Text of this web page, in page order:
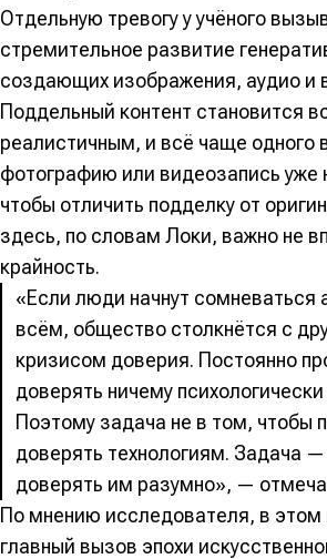
Отдельную тревогу у учёного
стремительное развитие
создающих изображения, аудио и
Поддельный контент становится
реалистичным, и всё чаще одного
фотографию или видеозапись уже
чтобы отличить подделку от
здесь, по словам Локи, важно не
крайность.
«Если люди начнут сомневаться
всём, общество столкнётся с
кризисом доверия. Постоянно
доверять ничему
Поэтому задача не в том, чтобы
доверять технологиям. Задача —
доверять им разумно», —
По мнению исследователя, в этом
главный вызов эпохи